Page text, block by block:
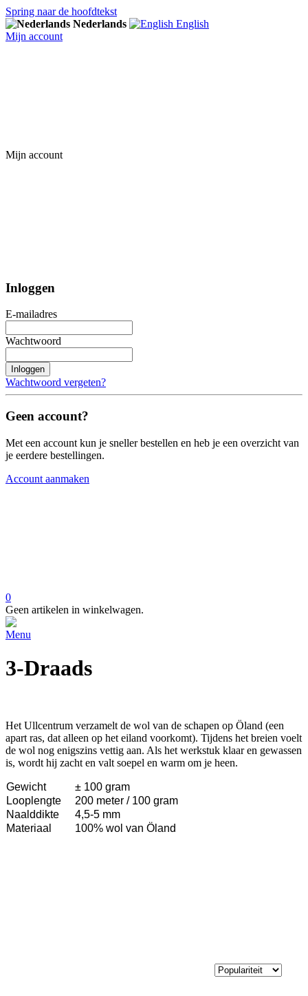
Spring naar de hoofdtekst
Nederlands
English
Mijn account
Mijn account
Inloggen
E-mailadres
Wachtwoord
Inloggen
Wachtwoord vergeten?
Geen account?
Met een account kun je sneller bestellen en heb je een overzicht van
je eerdere bestellingen.
Account aanmaken
0
Geen artikelen in winkelwagen.
Menu
3-Draads
Het Ullcentrum verzamelt de wol van de schapen op Öland (een
apart ras, dat alleen op het eiland voorkomt). Tijdens het breien voelt
de wol nog enigszins vettig aan. Als het werkstuk klaar en gewassen
is, wordt hij zacht en valt soepel en warm om je heen.
Gewicht
± 100 gram
Looplengte
200 meter / 100 gram
Naalddikte
4,5-5 mm
Materiaal
100% wol van Öland